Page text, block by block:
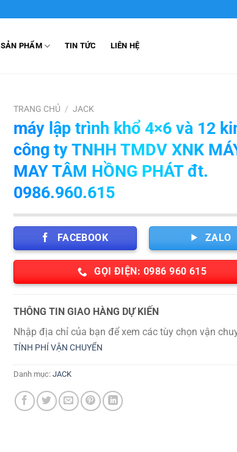
SẢN PHẨM TIN TỨC LIÊN HỆ
TRANG CHỦ / JACK
máy lập trình khổ 4×6 và 12
công ty TNHH TMDV XNK
MAY TÂM HỒNG PHÁT đt.
0986.960.615
FACEBOOK ZALO
GỌI ĐIỆN: 0986 960 615
THÔNG TIN GIAO HÀNG DỰ KIẾN
Nhập địa chỉ của bạn để xem các tùy chọn vận
TÍNH PHÍ VẬN CHUYỂN
Danh mục:JACK